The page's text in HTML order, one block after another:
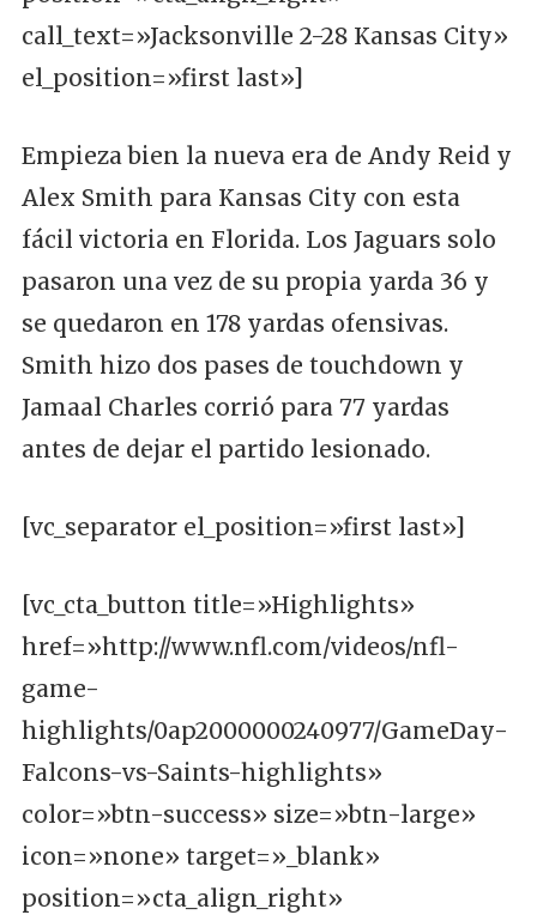
call_text=»Jacksonville 2-28 Kansas City»
el_position=»first last»]
Empieza bien la nueva era de Andy Reid y
Alex Smith para Kansas City con esta
fácil victoria en Florida. Los Jaguars solo
pasaron una vez de su propia yarda 36 y
se quedaron en 178 yardas ofensivas.
Smith hizo dos pases de touchdown y
Jamaal Charles corrió para 77 yardas
antes de dejar el partido lesionado.
[vc_separator el_position=»first last»]
[vc_cta_button title=»Highlights»
href=»http://www.nfl.com/videos/nfl-
game-
highlights/0ap2000000240977/GameDay-
Falcons-vs-Saints-highlights»
color=»btn-success» size=»btn-large»
icon=»none» target=»_blank»
position=»cta_align_right»